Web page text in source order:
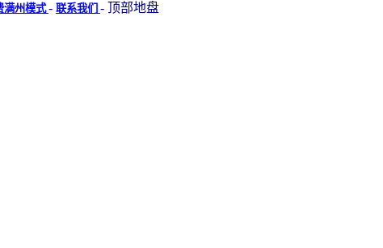
满州模式- 联系我们 - 顶部地盘